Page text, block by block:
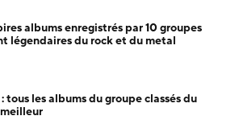
albums enregistrés par 10 groupes
légendaires du rock et du metal
tous les albums du groupe classés du